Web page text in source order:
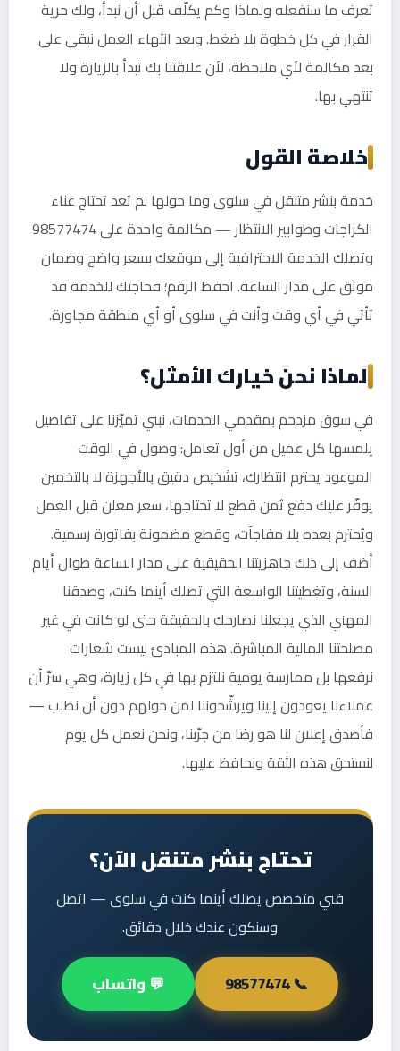
تعرف ما سنفعله ولماذا وكم يكلّف قبل أن نبدأ، ولك حرية
القرار في كل خطوة بلا ضغط. وبعد انتهاء العمل نبقى على
بعد مكالمة لأي ملاحظة، لأن علاقتنا بك تبدأ بالزيارة ولا
تنتهي بها.
خلاصة القول
خدمة بنشر متنقل في سلوى وما حولها لم تعد تحتاج عناء
الكراجات وطوابير الانتظار — مكالمة واحدة على 98577474
وتصلك الخدمة الاحترافية إلى موقعك بسعر واضح وضمان
موثق على مدار الساعة. احفظ الرقم؛ فحاجتك للخدمة قد
تأتي في أي وقت وأنت في سلوى أو أي منطقة مجاورة.
لماذا نحن خيارك الأمثل؟
في سوق مزدحم بمقدمي الخدمات، نبني تميّزنا على تفاصيل
يلمسها كل عميل من أول تعامل: وصول في الوقت
الموعود يحترم انتظارك، تشخيص دقيق بالأجهزة لا بالتخمين
يوفّر عليك دفع ثمن قطع لا تحتاجها، سعر معلن قبل العمل
ويُحترم بعده بلا مفاجآت، وقطع مضمونة بفاتورة رسمية.
أضف إلى ذلك جاهزيتنا الحقيقية على مدار الساعة طوال أيام
السنة، وتغطيتنا الواسعة التي تصلك أينما كنت، وصدقنا
المهني الذي يجعلنا نصارحك بالحقيقة حتى لو كانت في غير
مصلحتنا المالية المباشرة. هذه المبادئ ليست شعارات
نرفعها بل ممارسة يومية نلتزم بها في كل زيارة، وهي سرّ أن
عملاءنا يعودون إلينا ويرشّحوننا لمن حولهم دون أن نطلب —
فأصدق إعلان لنا هو رضا من جرّبنا، ونحن نعمل كل يوم
لنستحق هذه الثقة ونحافظ عليها.
تحتاج بنشر متنقل الآن؟
فني متخصص يصلك أينما كنت في سلوى — اتصل
وسنكون عندك خلال دقائق.
📞 98577474 💬 واتساب